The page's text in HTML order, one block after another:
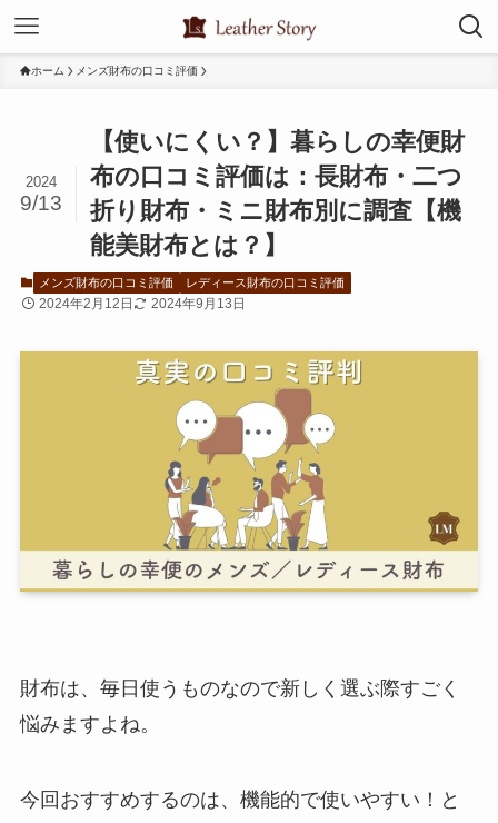
ホーム メンズ財布の口コミ評価
【使いにくい？】暮らしの幸便財
布の口コミ評価は：長財布・二つ
折り財布・ミニ財布別に調査【機
能美財布とは？】
2024
9/13
メンズ財布の口コミ評価 レディース財布の口コミ評価
2024年2月12日 2024年9月13日
財布は、毎日使うものなので新しく選ぶ際すごく
悩みますよね。
今回おすすめするのは、機能的で使いやすい！と